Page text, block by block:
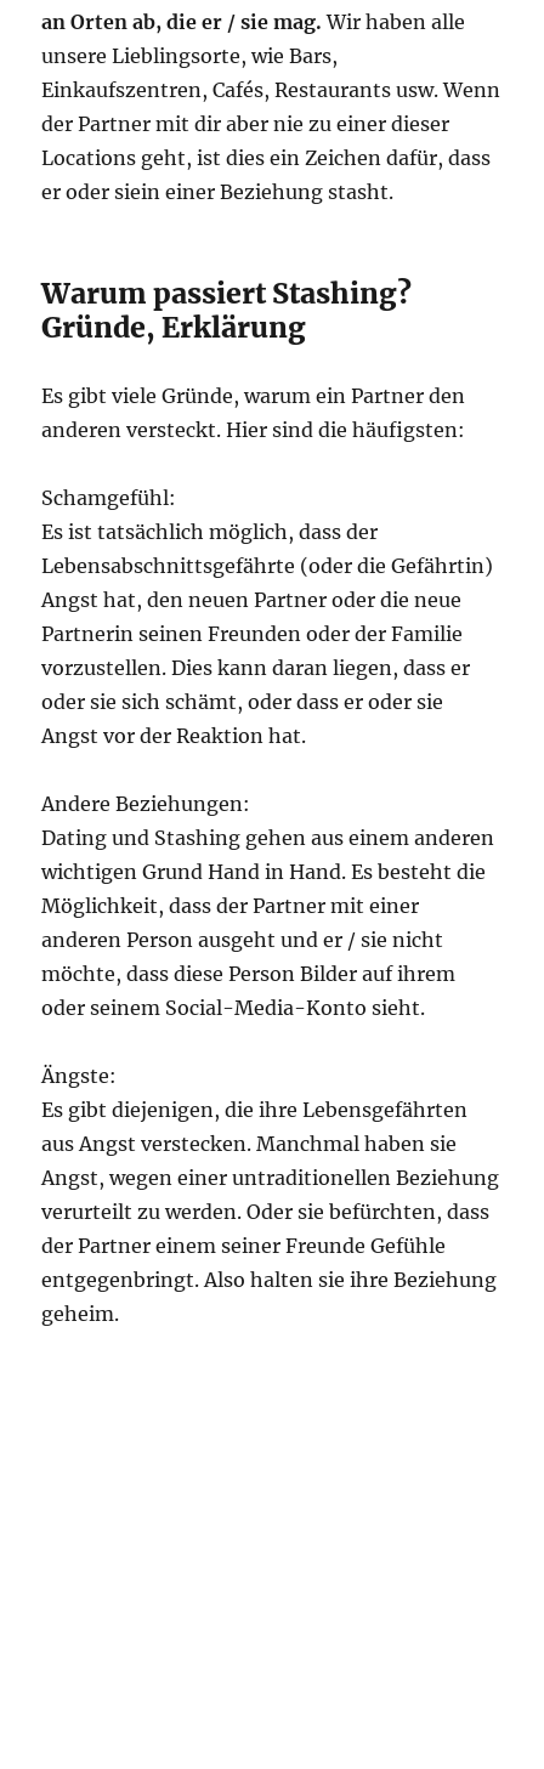
an Orten ab, die er / sie mag. Wir haben alle
unsere Lieblingsorte, wie Bars,
Einkaufszentren, Cafés, Restaurants usw. Wenn
der Partner mit dir aber nie zu einer dieser
Locations geht, ist dies ein Zeichen dafür, dass
er oder siein einer Beziehung stasht.
Warum passiert Stashing?
Gründe, Erklärung
Es gibt viele Gründe, warum ein Partner den
anderen versteckt. Hier sind die häufigsten:
Schamgefühl:
Es ist tatsächlich möglich, dass der
Lebensabschnittsgefährte (oder die Gefährtin)
Angst hat, den neuen Partner oder die neue
Partnerin seinen Freunden oder der Familie
vorzustellen. Dies kann daran liegen, dass er
oder sie sich schämt, oder dass er oder sie
Angst vor der Reaktion hat.
Andere Beziehungen:
Dating und Stashing gehen aus einem anderen
wichtigen Grund Hand in Hand. Es besteht die
Möglichkeit, dass der Partner mit einer
anderen Person ausgeht und er / sie nicht
möchte, dass diese Person Bilder auf ihrem
oder seinem Social-Media-Konto sieht.
Ängste:
Es gibt diejenigen, die ihre Lebensgefährten
aus Angst verstecken. Manchmal haben sie
Angst, wegen einer untraditionellen Beziehung
verurteilt zu werden. Oder sie befürchten, dass
der Partner einem seiner Freunde Gefühle
entgegenbringt. Also halten sie ihre Beziehung
geheim.